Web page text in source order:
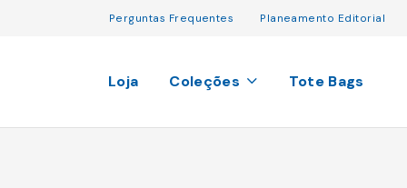
Perguntas Frequentes Planeamento Editorial
Loja Coleções Tote Bags